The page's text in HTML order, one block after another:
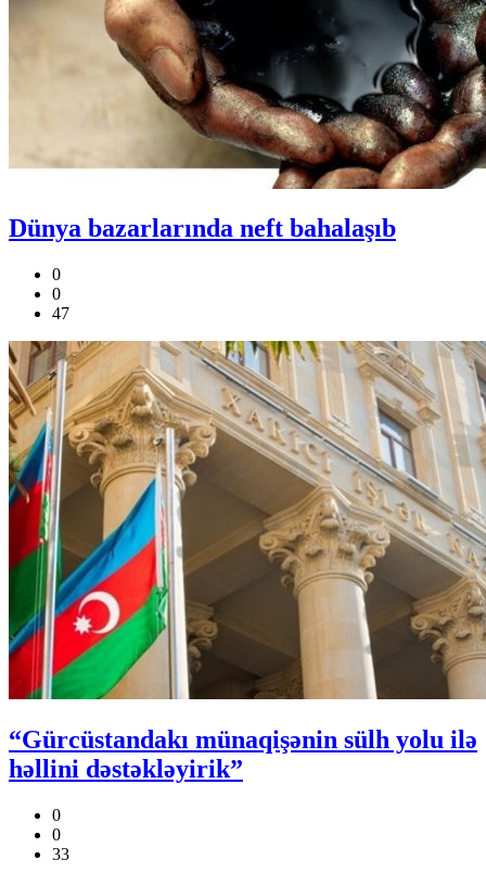
Dünya bazarlarında neft bahalaşıb
0
0
47
“Gürcüstandakı münaqişənin sülh yolu ilə
həllini dəstəkləyirik”
0
0
33